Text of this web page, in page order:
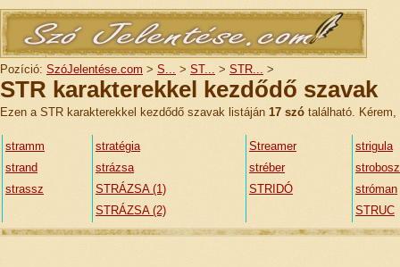
Pozíció: SzóJelentése.com > S... > ST... > STR... >
STR karakterekkel kezdődő szavak
Ezen a STR karakterekkel kezdődő szavak listáján 17 szó található.
stramm
strand
strassz
stratégia
strázsa
STRÁZSA (1)
STRÁZSA (2)
Streamer
stréber
STRIDÓ
strigula
stróman
STRUC